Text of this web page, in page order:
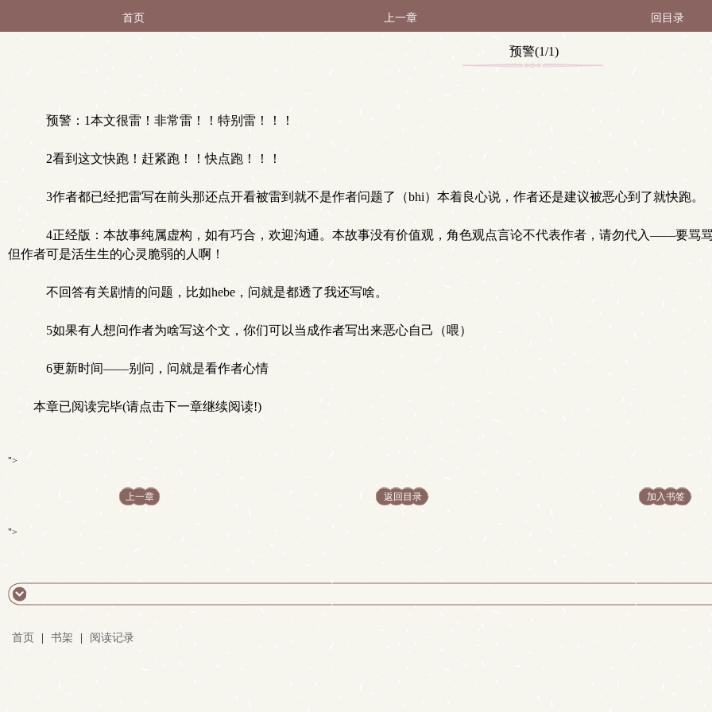
首页 上一章 回目录
预警(1/1)
预警：1本文很雷！非常雷！！特别雷！！！
2看到这文快跑！赶紧跑！！快点跑！！！
3作者都已经把雷写在前头那还点开看被雷到就不是作者问题了（bhi）本着良心说，作者还是建议被恶心到了就快跑。
4正经版：本故事纯属虚构，如有巧合，欢迎沟通。本故事没有价值观，角色观点言论不代表作者，请勿代入——要骂
但作者可是活生生的心灵脆弱的人啊！
不回答有关剧情的问题，比如hebe，问就是都透了我还写啥。
5如果有人想问作者为啥写这个文，你们可以当成作者写出来恶心自己（喂）
6更新时间——别问，问就是看作者心情
本章已阅读完毕(请点击下一章继续阅读!)
">
上一章 返回目录 加入书签
">
首页 书架 阅读记录